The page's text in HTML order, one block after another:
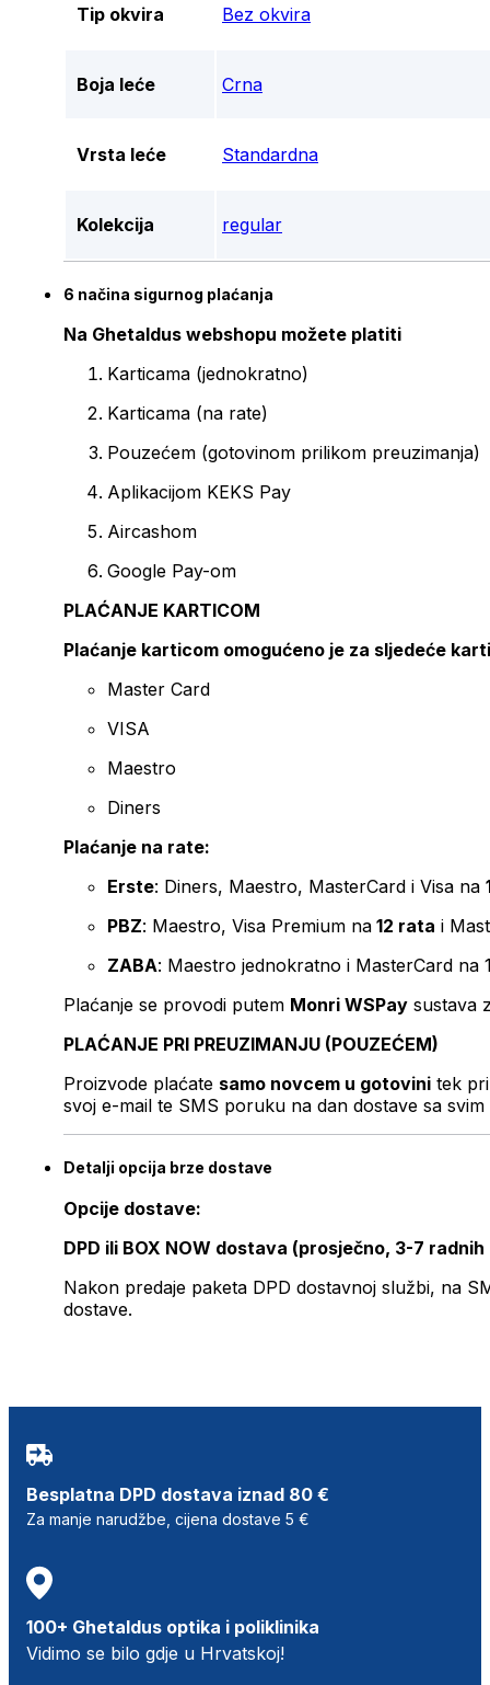
Tip okvira Bez okvira
Boja leće Crna
Vrsta leće Standardna
Kolekcija regular
6 načina sigurnog plaćanja
Na Ghetaldus webshopu možete platiti
Karticama (jednokratno)
Karticama (na rate)
Pouzećem (gotovinom prilikom preuzimanja)
Aplikacijom KEKS Pay
Aircashom
Google Pay-om
PLAĆANJE KARTICOM
Plaćanje karticom omogućeno je za sljedeće
Master Card
VISA
Maestro
Diners
Plaćanje na rate:
Erste: Diners, Maestro, MasterCard i Visa na
PBZ: Maestro, Visa Premium na 12 rata i
ZABA: Maestro jednokratno i MasterCard na
Plaćanje se provodi putem Monri WSPay sustava
PLAĆANJE PRI PREUZIMANJU (POUZEĆEM)
Proizvode plaćate samo novcem u gotovini tek
svoj e-mail te SMS poruku na dan dostave sa svim
Detalji opcija brze dostave
Opcije dostave:
DPD ili BOX NOW dostava (prosječno, 3-7 radnih
Nakon predaje paketa DPD dostavnoj službi, na
dostave.
Besplatna DPD dostava iznad 80 €
Za manje narudžbe, cijena dostave 5 €
100+ Ghetaldus optika i poliklinika
Vidimo se bilo gdje u Hrvatskoj!